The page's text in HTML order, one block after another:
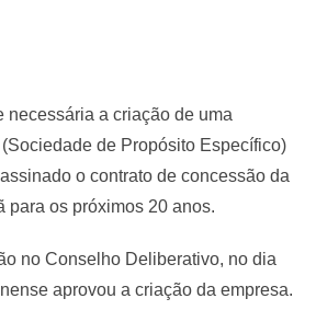
necessária a criação de uma
de Propósito Específico)
o contrato de concessão da
para os próximos 20 anos.
no Conselho Deliberativo, no dia
aprovou a criação da empresa.